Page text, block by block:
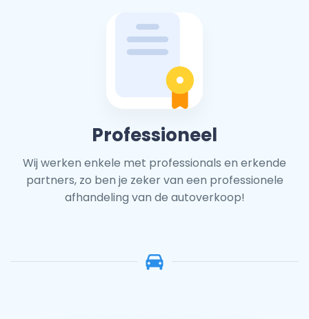
Professioneel
Wij werken enkele met professionals en erkende
partners, zo ben je zeker van een professionele
afhandeling van de autoverkoop!